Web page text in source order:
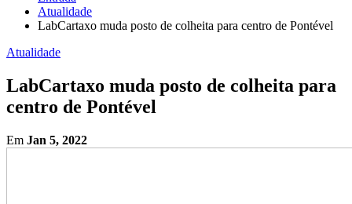
Atualidade
LabCartaxo muda posto de colheita para centro de Pontével
Atualidade
LabCartaxo muda posto de colheita para
centro de Pontével
Em Jan 5, 2022